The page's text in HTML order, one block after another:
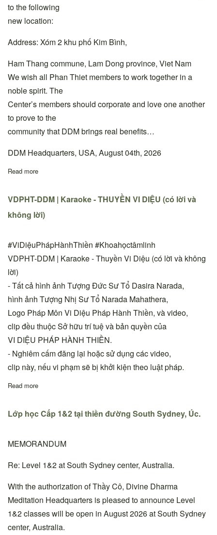
to the following
new location:
Address: Xóm 2 khu phố Kim Bình,
Ham Thang commune, Lam Dong province, Viet Nam
We wish all Phan Thiet members to work together in a
noble spirit. The
Center’s members should corporate and love one another
to prove to the
community that DDM brings real benefits…
DDM Headquarters, USA, August 04th, 2026
Read more
VDPHT-DDM | Karaoke - THUYỀN VI DIỆU (có lời và
không lời)
#ViDiệuPhápHànhThiền #Khoahọctâmlinh
VDPHT-DDM | Karaoke - Thuyền Vi Diệu (có lời và không
lời)
- Tất cả hình ảnh Tượng Đức Sư Tổ Dasira Narada,
hình ảnh Tượng Nhị Sư Tổ Narada Mahathera,
Logo Pháp Môn Vi Diệu Pháp Hành Thiền, và video,
clip đều thuộc Sở hữu trí tuệ và bản quyền của
VI DIỆU PHÁP HÀNH THIỀN.
- Nghiêm cấm đăng lại hoặc sử dụng các video,
clip này, nếu vi phạm sẽ bị khởi kiện theo luật pháp.
Read more
Lớp học Cấp 1&2 tại thiền đường South Sydney, Úc.
MEMORANDUM
Re: Level 1&2 at South Sydney center, Australia.
With the authorization of Thầy Cô, Divine Dharma
Meditation Headquarters is pleased to announce Level
1&2 classes will be open in August 2026 at South Sydney
center, Australia.